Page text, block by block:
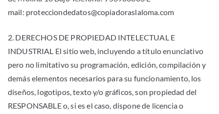
mail: protecciondedatos@copiadoraslaloma.com
2. DERECHOS DE PROPIEDAD INTELECTUAL E
INDUSTRIAL El sitio web, incluyendo a título enunciativo
pero no limitativo su programación, edición, compilación y
demás elementos necesarios para su funcionamiento, los
diseños, logotipos, texto y/o gráficos, son propiedad del
RESPONSABLE o, si es el caso, dispone de licencia o